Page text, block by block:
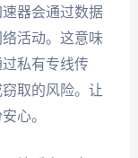
器会通过数据
活动。这意味
私有专线传
取的风险。让
心。